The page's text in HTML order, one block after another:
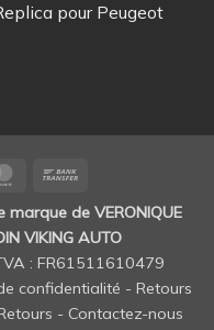
pour Peugeot
MasterCard
marque de VERONIQUE
VIKING AUTO
: FR61511610479
confidentialité - Retours
- Contactez-nous